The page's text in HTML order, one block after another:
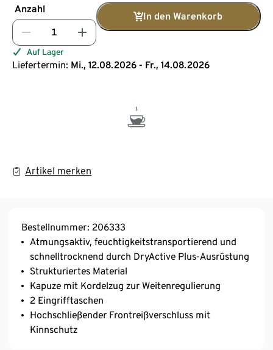
Anzahl
In den Warenkorb
Auf Lager
Liefertermin: Mi., 12.08.2026 - Fr., 14.08.2026
Artikel merken
Bestellnummer: 206333
Atmungsaktiv, feuchtigkeitstransportierend und
schnelltrocknend durch DryActive Plus-Ausrüstung
Strukturiertes Material
Kapuze mit Kordelzug zur Weitenregulierung
2 Eingrifftaschen
Hochschließender Frontreißverschluss mit
Kinnschutz